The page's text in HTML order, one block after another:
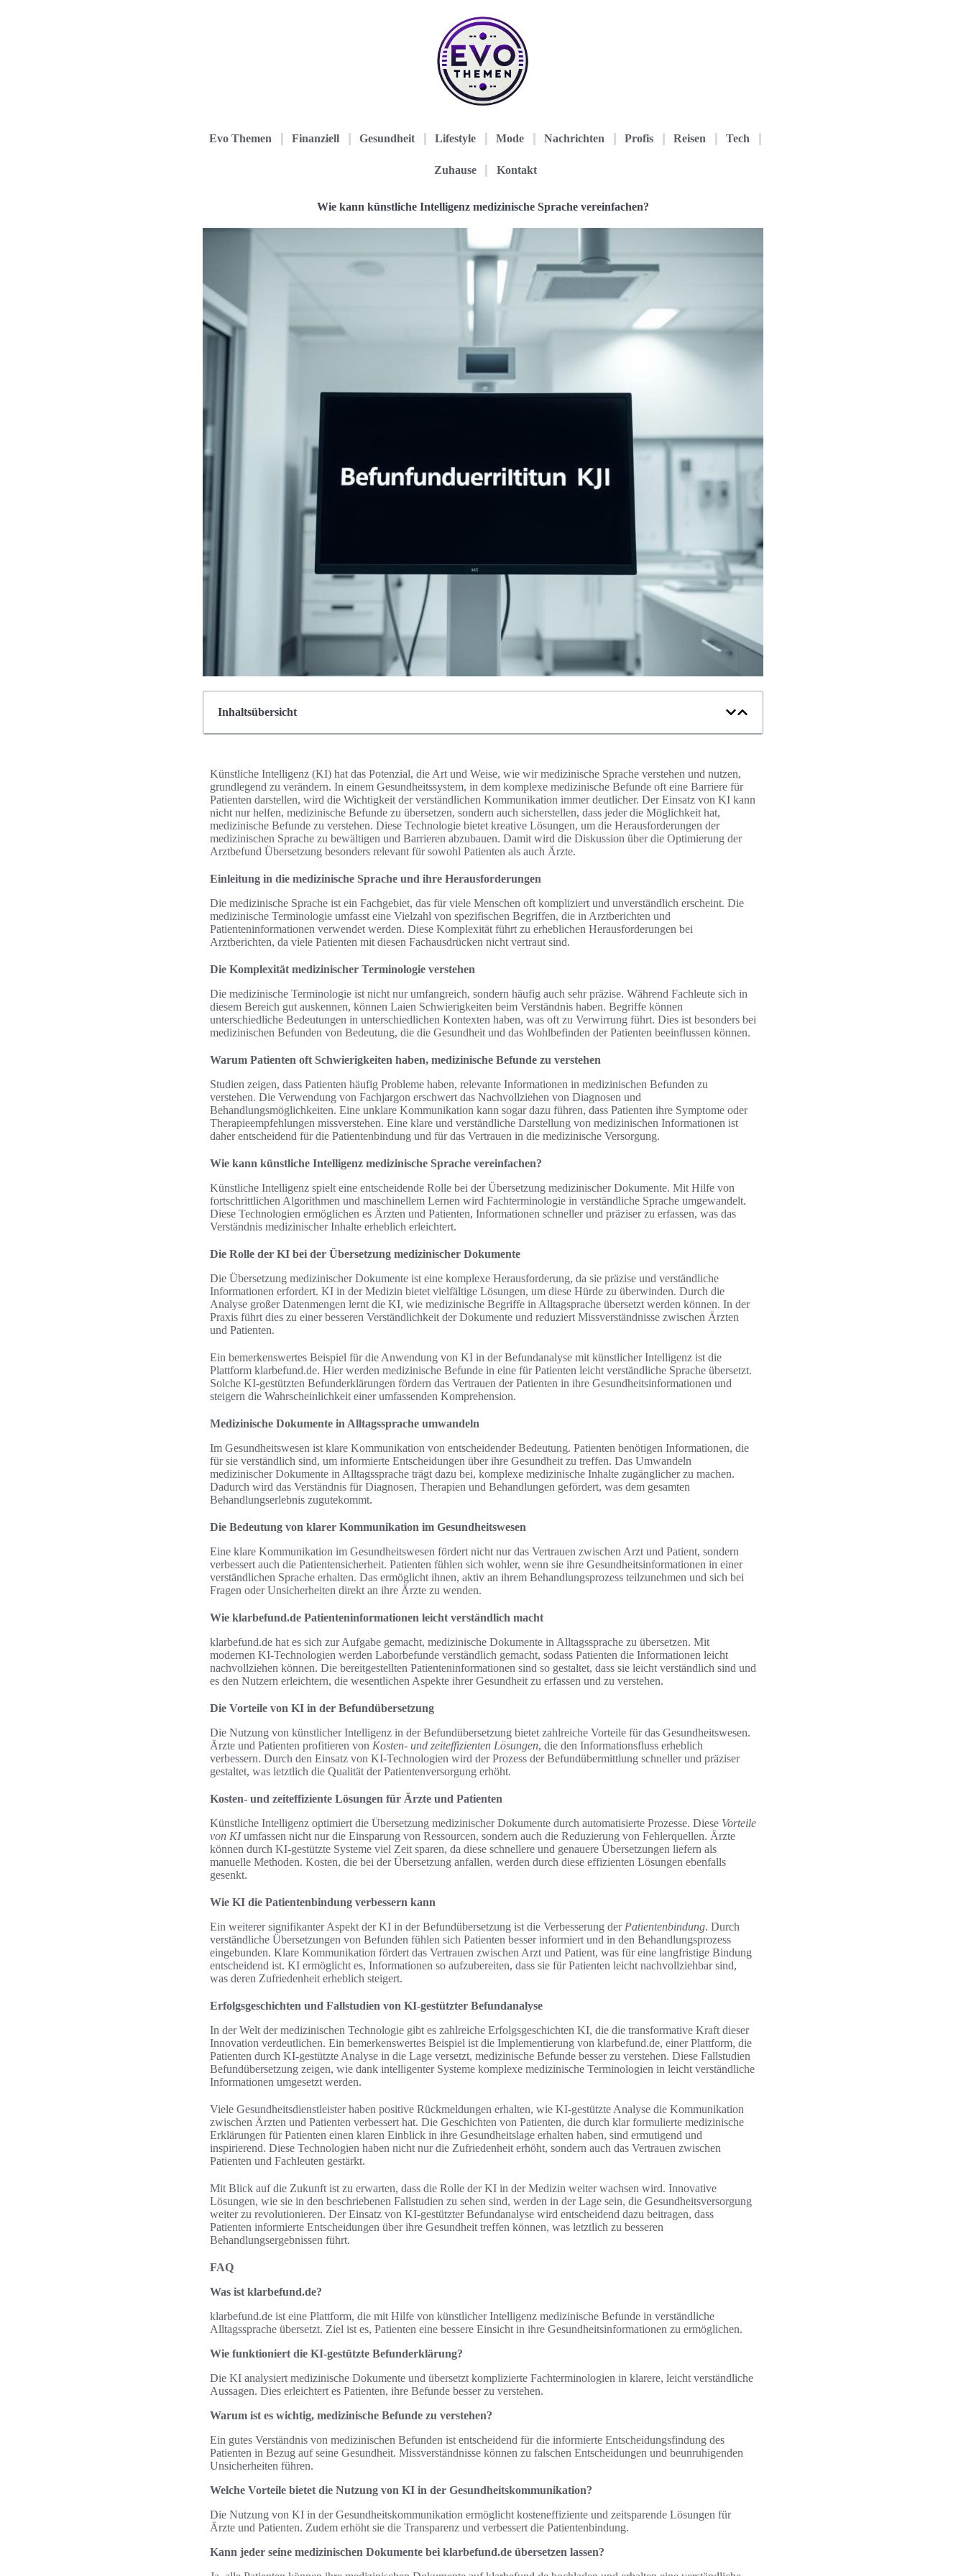
Evo Themen Finanziell Gesundheit Lifestyle Mode Nachrichten Profis Reisen Tech
Zuhause Kontakt
Wie kann künstliche Intelligenz medizinische Sprache vereinfachen?
Inhaltsübersicht
Künstliche Intelligenz (KI) hat das Potenzial, die Art und Weise, wie wir medizinische Sprache verstehen und nutzen,
grundlegend zu verändern. In einem Gesundheitssystem, in dem komplexe medizinische Befunde oft eine Barriere für
Patienten darstellen, wird die Wichtigkeit der verständlichen Kommunikation immer deutlicher. Der Einsatz von KI kann
nicht nur helfen, medizinische Befunde zu übersetzen, sondern auch sicherstellen, dass jeder die Möglichkeit hat,
medizinische Befunde zu verstehen. Diese Technologie bietet kreative Lösungen, um die Herausforderungen der
medizinischen Sprache zu bewältigen und Barrieren abzubauen. Damit wird die Diskussion über die Optimierung der
Arztbefund Übersetzung besonders relevant für sowohl Patienten als auch Ärzte.
Einleitung in die medizinische Sprache und ihre Herausforderungen
Die medizinische Sprache ist ein Fachgebiet, das für viele Menschen oft kompliziert und unverständlich erscheint. Die
medizinische Terminologie umfasst eine Vielzahl von spezifischen Begriffen, die in Arztberichten und
Patienteninformationen verwendet werden. Diese Komplexität führt zu erheblichen Herausforderungen bei
Arztberichten, da viele Patienten mit diesen Fachausdrücken nicht vertraut sind.
Die Komplexität medizinischer Terminologie verstehen
Die medizinische Terminologie ist nicht nur umfangreich, sondern häufig auch sehr präzise. Während Fachleute sich in
diesem Bereich gut auskennen, können Laien Schwierigkeiten beim Verständnis haben. Begriffe können
unterschiedliche Bedeutungen in unterschiedlichen Kontexten haben, was oft zu Verwirrung führt. Dies ist besonders bei
medizinischen Befunden von Bedeutung, die die Gesundheit und das Wohlbefinden der Patienten beeinflussen können.
Warum Patienten oft Schwierigkeiten haben, medizinische Befunde zu verstehen
Studien zeigen, dass Patienten häufig Probleme haben, relevante Informationen in medizinischen Befunden zu
verstehen. Die Verwendung von Fachjargon erschwert das Nachvollziehen von Diagnosen und
Behandlungsmöglichkeiten. Eine unklare Kommunikation kann sogar dazu führen, dass Patienten ihre Symptome oder
Therapieempfehlungen missverstehen. Eine klare und verständliche Darstellung von medizinischen Informationen ist
daher entscheidend für die Patientenbindung und für das Vertrauen in die medizinische Versorgung.
Wie kann künstliche Intelligenz medizinische Sprache vereinfachen?
Künstliche Intelligenz spielt eine entscheidende Rolle bei der Übersetzung medizinischer Dokumente. Mit Hilfe von
fortschrittlichen Algorithmen und maschinellem Lernen wird Fachterminologie in verständliche Sprache umgewandelt.
Diese Technologien ermöglichen es Ärzten und Patienten, Informationen schneller und präziser zu erfassen, was das
Verständnis medizinischer Inhalte erheblich erleichtert.
Die Rolle der KI bei der Übersetzung medizinischer Dokumente
Die Übersetzung medizinischer Dokumente ist eine komplexe Herausforderung, da sie präzise und verständliche
Informationen erfordert. KI in der Medizin bietet vielfältige Lösungen, um diese Hürde zu überwinden. Durch die
Analyse großer Datenmengen lernt die KI, wie medizinische Begriffe in Alltagsprache übersetzt werden können. In der
Praxis führt dies zu einer besseren Verständlichkeit der Dokumente und reduziert Missverständnisse zwischen Ärzten
und Patienten.
Ein bemerkenswertes Beispiel für die Anwendung von KI in der Befundanalyse mit künstlicher Intelligenz ist die
Plattform klarbefund.de. Hier werden medizinische Befunde in eine für Patienten leicht verständliche Sprache übersetzt.
Solche KI-gestützten Befunderklärungen fördern das Vertrauen der Patienten in ihre Gesundheitsinformationen und
steigern die Wahrscheinlichkeit einer umfassenden Komprehension.
Medizinische Dokumente in Alltagssprache umwandeln
Im Gesundheitswesen ist klare Kommunikation von entscheidender Bedeutung. Patienten benötigen Informationen, die
für sie verständlich sind, um informierte Entscheidungen über ihre Gesundheit zu treffen. Das Umwandeln
medizinischer Dokumente in Alltagssprache trägt dazu bei, komplexe medizinische Inhalte zugänglicher zu machen.
Dadurch wird das Verständnis für Diagnosen, Therapien und Behandlungen gefördert, was dem gesamten
Behandlungserlebnis zugutekommt.
Die Bedeutung von klarer Kommunikation im Gesundheitswesen
Eine klare Kommunikation im Gesundheitswesen fördert nicht nur das Vertrauen zwischen Arzt und Patient, sondern
verbessert auch die Patientensicherheit. Patienten fühlen sich wohler, wenn sie ihre Gesundheitsinformationen in einer
verständlichen Sprache erhalten. Das ermöglicht ihnen, aktiv an ihrem Behandlungsprozess teilzunehmen und sich bei
Fragen oder Unsicherheiten direkt an ihre Ärzte zu wenden.
Wie klarbefund.de Patienteninformationen leicht verständlich macht
klarbefund.de hat es sich zur Aufgabe gemacht, medizinische Dokumente in Alltagssprache zu übersetzen. Mit
modernen KI-Technologien werden Laborbefunde verständlich gemacht, sodass Patienten die Informationen leicht
nachvollziehen können. Die bereitgestellten Patienteninformationen sind so gestaltet, dass sie leicht verständlich sind und
es den Nutzern erleichtern, die wesentlichen Aspekte ihrer Gesundheit zu erfassen und zu verstehen.
Die Vorteile von KI in der Befundübersetzung
Die Nutzung von künstlicher Intelligenz in der Befundübersetzung bietet zahlreiche Vorteile für das Gesundheitswesen.
Ärzte und Patienten profitieren von Kosten- und zeiteffizienten Lösungen, die den Informationsfluss erheblich
verbessern. Durch den Einsatz von KI-Technologien wird der Prozess der Befundübermittlung schneller und präziser
gestaltet, was letztlich die Qualität der Patientenversorgung erhöht.
Kosten- und zeiteffiziente Lösungen für Ärzte und Patienten
Künstliche Intelligenz optimiert die Übersetzung medizinischer Dokumente durch automatisierte Prozesse. Diese Vorteile
von KIumfassen nicht nur die Einsparung von Ressourcen, sondern auch die Reduzierung von Fehlerquellen. Ärzte
können durch KI-gestützte Systeme viel Zeit sparen, da diese schnellere und genauere Übersetzungen liefern als
manuelle Methoden. Kosten, die bei der Übersetzung anfallen, werden durch diese effizienten Lösungen ebenfalls
gesenkt.
Wie KI die Patientenbindung verbessern kann
Ein weiterer signifikanter Aspekt der KI in der Befundübersetzung ist die Verbesserung der Patientenbindung. Durch
verständliche Übersetzungen von Befunden fühlen sich Patienten besser informiert und in den Behandlungsprozess
eingebunden. Klare Kommunikation fördert das Vertrauen zwischen Arzt und Patient, was für eine langfristige Bindung
entscheidend ist. KI ermöglicht es, Informationen so aufzubereiten, dass sie für Patienten leicht nachvollziehbar sind,
was deren Zufriedenheit erheblich steigert.
Erfolgsgeschichten und Fallstudien von KI-gestützter Befundanalyse
In der Welt der medizinischen Technologie gibt es zahlreiche Erfolgsgeschichten KI, die die transformative Kraft dieser
Innovation verdeutlichen. Ein bemerkenswertes Beispiel ist die Implementierung von klarbefund.de, einer Plattform, die
Patienten durch KI-gestützte Analyse in die Lage versetzt, medizinische Befunde besser zu verstehen. Diese Fallstudien
Befundübersetzung zeigen, wie dank intelligenter Systeme komplexe medizinische Terminologien in leicht verständliche
Informationen umgesetzt werden.
Viele Gesundheitsdienstleister haben positive Rückmeldungen erhalten, wie KI-gestützte Analyse die Kommunikation
zwischen Ärzten und Patienten verbessert hat. Die Geschichten von Patienten, die durch klar formulierte medizinische
Erklärungen für Patienten einen klaren Einblick in ihre Gesundheitslage erhalten haben, sind ermutigend und
inspirierend. Diese Technologien haben nicht nur die Zufriedenheit erhöht, sondern auch das Vertrauen zwischen
Patienten und Fachleuten gestärkt.
Mit Blick auf die Zukunft ist zu erwarten, dass die Rolle der KI in der Medizin weiter wachsen wird. Innovative
Lösungen, wie sie in den beschriebenen Fallstudien zu sehen sind, werden in der Lage sein, die Gesundheitsversorgung
weiter zu revolutionieren. Der Einsatz von KI-gestützter Befundanalyse wird entscheidend dazu beitragen, dass
Patienten informierte Entscheidungen über ihre Gesundheit treffen können, was letztlich zu besseren
Behandlungsergebnissen führt.
FAQ
Was ist klarbefund.de?
klarbefund.de ist eine Plattform, die mit Hilfe von künstlicher Intelligenz medizinische Befunde in verständliche
Alltagssprache übersetzt. Ziel ist es, Patienten eine bessere Einsicht in ihre Gesundheitsinformationen zu ermöglichen.
Wie funktioniert die KI-gestützte Befunderklärung?
Die KI analysiert medizinische Dokumente und übersetzt komplizierte Fachterminologien in klarere, leicht verständliche
Aussagen. Dies erleichtert es Patienten, ihre Befunde besser zu verstehen.
Warum ist es wichtig, medizinische Befunde zu verstehen?
Ein gutes Verständnis von medizinischen Befunden ist entscheidend für die informierte Entscheidungsfindung des
Patienten in Bezug auf seine Gesundheit. Missverständnisse können zu falschen Entscheidungen und beunruhigenden
Unsicherheiten führen.
Welche Vorteile bietet die Nutzung von KI in der Gesundheitskommunikation?
Die Nutzung von KI in der Gesundheitskommunikation ermöglicht kosteneffiziente und zeitsparende Lösungen für
Ärzte und Patienten. Zudem erhöht sie die Transparenz und verbessert die Patientenbindung.
Kann jeder seine medizinischen Dokumente bei klarbefund.de übersetzen lassen?